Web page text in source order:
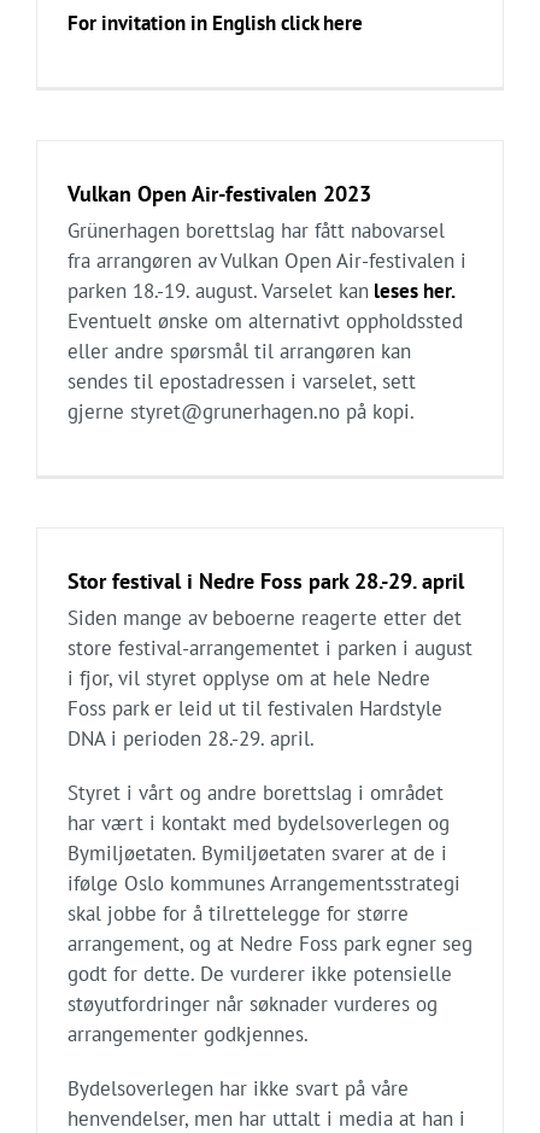
For invitation in English click here
Vulkan Open Air-festivalen 2023
Grünerhagen borettslag har fått nabovarsel
fra arrangøren av Vulkan Open Air-festivalen i
parken 18.-19. august. Varselet kan leses her.
Eventuelt ønske om alternativt oppholdssted
eller andre spørsmål til arrangøren kan
sendes til epostadressen i varselet, sett
gjerne styret@grunerhagen.no på kopi.
Stor festival i Nedre Foss park 28.-29. april
Siden mange av beboerne reagerte etter det
store festival-arrangementet i parken i august
i fjor, vil styret opplyse om at hele Nedre
Foss park er leid ut til festivalen Hardstyle
DNA i perioden 28.-29. april.
Styret i vårt og andre borettslag i området
har vært i kontakt med bydelsoverlegen og
Bymiljøetaten. Bymiljøetaten svarer at de i
ifølge Oslo kommunes Arrangementsstrategi
skal jobbe for å tilrettelegge for større
arrangement, og at Nedre Foss park egner seg
godt for dette. De vurderer ikke potensielle
støyutfordringer når søknader vurderes og
arrangementer godkjennes.
Bydelsoverlegen har ikke svart på våre
henvendelser, men har uttalt i media at han i